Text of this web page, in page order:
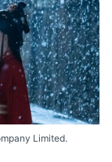
Limited.